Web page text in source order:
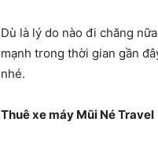
Dù là lý do nào đi chăng
mạnh trong thời gian gần
nhé.
Thuê xe máy Mũi Né Travel